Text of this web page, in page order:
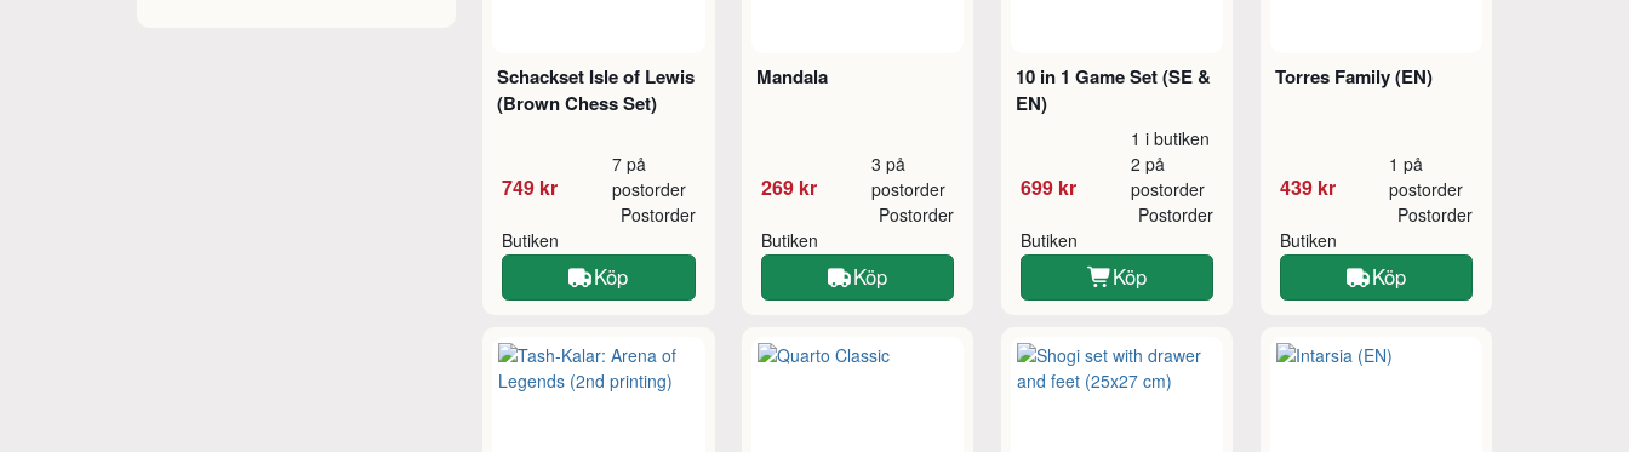
Schackset Isle of Lewis
(Brown Chess Set)
749 kr
7 på
postorder
Butiken
Postorder
Köp
Mandala
269 kr
3 på
postorder
Butiken
Postorder
Köp
10 in 1 Game Set (SE &
EN)
699 kr
1 i butiken
2 på
postorder
Butiken
Postorder
Köp
Torres Family (EN)
439 kr
1 på
postorder
Butiken
Postorder
Köp